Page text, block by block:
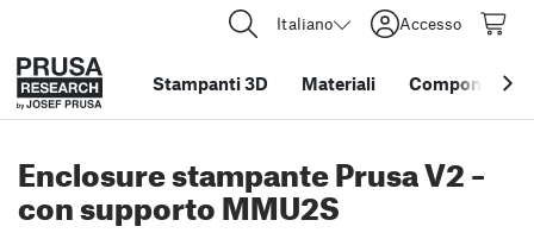
Italiano Accesso
Stampanti 3D Materiali Componenti e
Enclosure stampante Prusa V2 –
con supporto MMU2S